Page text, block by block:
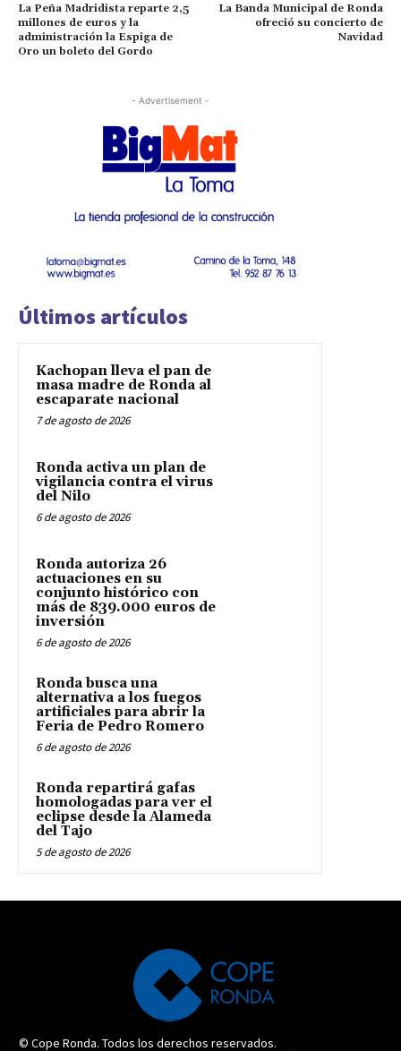
La Peña Madridista reparte 2,5
millones de euros y la
administración la Espiga de
Oro un boleto del Gordo
La Banda Municipal de Ronda
ofreció su concierto de
Navidad
- Advertisement -
Últimos artículos
Kachopan lleva el pan de
masa madre de Ronda al
escaparate nacional
7 de agosto de 2026
Ronda activa un plan de
vigilancia contra el virus
del Nilo
6 de agosto de 2026
Ronda autoriza 26
actuaciones en su
conjunto histórico con
más de 839.000 euros de
inversión
6 de agosto de 2026
Ronda busca una
alternativa a los fuegos
artificiales para abrir la
Feria de Pedro Romero
6 de agosto de 2026
Ronda repartirá gafas
homologadas para ver el
eclipse desde la Alameda
del Tajo
5 de agosto de 2026
© Cope Ronda. Todos los derechos reservados.